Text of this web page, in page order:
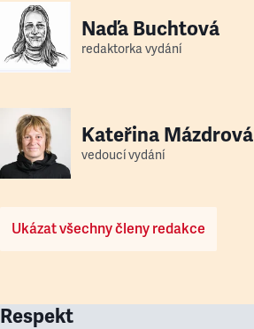
Naďa Buchtová
redaktorka vydání
Kateřina Mázdrová
vedoucí vydání
Ukázat všechny členy redakce
Respekt